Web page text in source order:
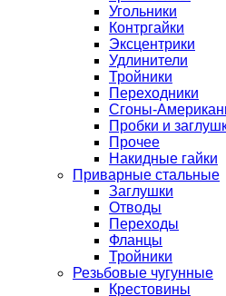
Угольники
Контргайки
Эксцентрики
Удлинители
Тройники
Переходники
Сгоны-
Пробки и
Прочее
Накидные гайки
Приварные стальные
Заглушки
Отводы
Переходы
Фланцы
Тройники
Резьбовые чугунные
Крестовины